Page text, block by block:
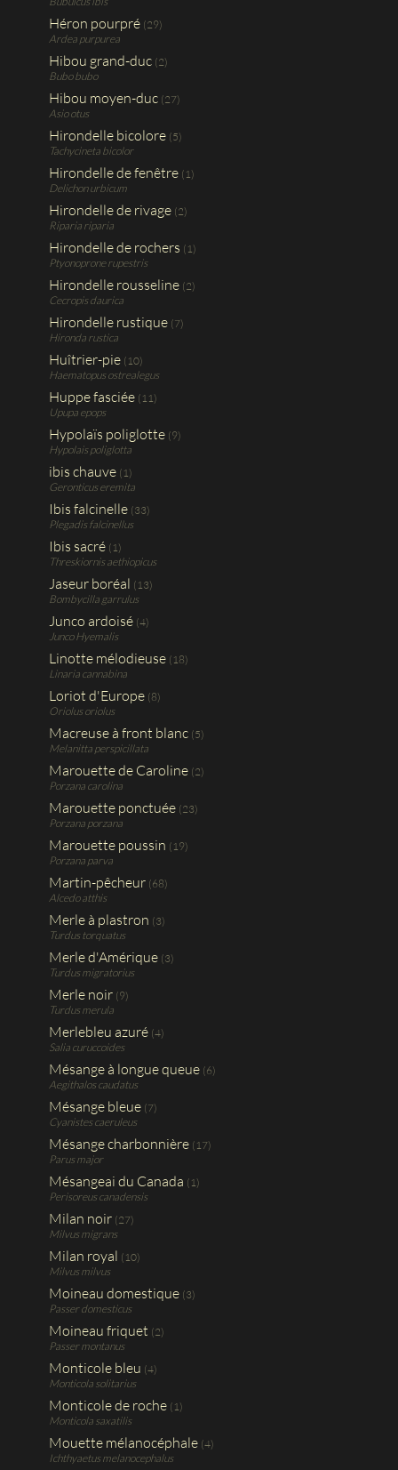
Héron pourpré (29)
Ardea purpurea
Hibou grand-duc (2)
Bubo bubo
Hibou moyen-duc (27)
Asio otus
Hirondelle bicolore (5)
Tachycineta bicolor
Hirondelle de fenêtre (1)
Delichon urbicum
Hirondelle de rivage (2)
Riparia riparia
Hirondelle de rochers (1)
Ptyonoprone rupestris
Hirondelle rousseline (2)
Cecropis daurica
Hirondelle rustique (7)
Hironda rustica
Huîtrier-pie (10)
Haematopus ostrealegus
Huppe fasciée (11)
Upupa epops
Hypolaïs poliglotte (9)
Hypolais poliglotta
ibis chauve (1)
Geronticus eremita
Ibis falcinelle (33)
Plegadis falcinellus
Ibis sacré (1)
Threskiornis aethiopicus
Jaseur boréal (13)
Bombycilla garrulus
Junco ardoisé (4)
Junco Hyemalis
Linotte mélodieuse (18)
Linaria cannabina
Loriot d'Europe (8)
Oriolus oriolus
Macreuse à front blanc (5)
Melanitta perspicillata
Marouette de Caroline (2)
Porzana carolina
Marouette ponctuée (23)
Porzana porzana
Marouette poussin (19)
Porzana parva
Martin-pêcheur (68)
Alcedo atthis
Merle à plastron (3)
Turdus torquatus
Merle d'Amérique (3)
Turdus migratorius
Merle noir (9)
Turdus merula
Merlebleu azuré (4)
Salia curuccoides
Mésange à longue queue (6)
Aegithalos caudatus
Mésange bleue (7)
Cyanistes caeruleus
Mésange charbonnière (17)
Parus major
Mésangeai du Canada (1)
Perisoreus canadensis
Milan noir (27)
Milvus migrans
Milan royal (10)
Milvus milvus
Moineau domestique (3)
Passer domesticus
Moineau friquet (2)
Passer montanus
Monticole bleu (4)
Monticola solitarius
Monticole de roche (1)
Monticola saxatilis
Mouette mélanocéphale (4)
Ichthyaetus melanocephalus